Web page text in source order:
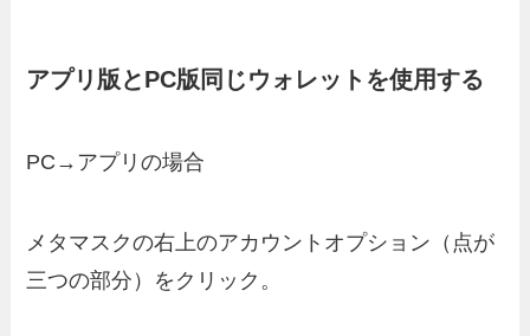
アプリ版とPC版同じウォレットを使用する
PC→アプリの場合
メタマスクの右上のアカウントオプション（点が
三つの部分）をクリック。